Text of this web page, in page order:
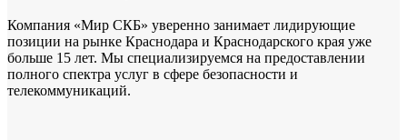
Компания «Мир СКБ» уверенно занимает лидирующие
позиции на рынке Краснодара и Краснодарского края уже
больше 15 лет. Мы специализируемся на предоставлении
полного спектра услуг в сфере безопасности и
телекоммуникаций.